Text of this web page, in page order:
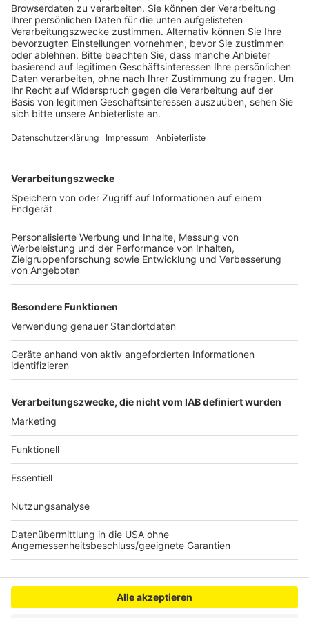
entstehen soll.
Veröffentlicht:Mittwoch, 13.09.2023 16:55
Anzeige
Startblöcken, einem Nichtschwimmerbecken und
auch ein Sportbecken mit Startblöcken, Ein- und
Dreimeterbrett, ein Nichtschwimmerbecken mit
breiter Rutsche und einen Wasserspielplatz
bekommen. Zusätzlich sehen die Planer im
Außenbereich neben der Freifläche ein Kleinspielfeld
und ein Beachvolleyballfeld vor. Laut Verwaltung ist
mit Kosten von über 25 Millionen Euro zu rechnen,
vom Bund bewerben. Bis zu sechs Millionen könnte
Berlin demnach locker machen. Weil dort laut Stadt
nur Förder-Projekte eine Chance haben, die besonders
energieeffizient sind und ohne fossile Brennstoffe
auskommen, will Erftstadt auch das nahegelegene
Anzeige
Anzeige